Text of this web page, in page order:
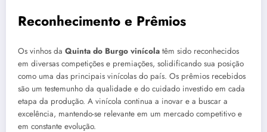
Reconhecimento e Prêmios
Os vinhos da Quinta do Burgo vinícola têm sido reconhecidos
em diversas competições e premiações, solidificando sua posição
como uma das principais vinícolas do país. Os prêmios recebidos
são um testemunho da qualidade e do cuidado investido em cada
etapa da produção. A vinícola continua a inovar e a buscar a
excelência, mantendo-se relevante em um mercado competitivo e
em constante evolução.